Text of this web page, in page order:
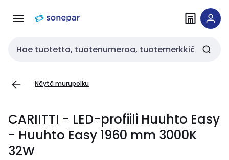
navigointiinsisältöön
Haku
Näytä murupolku
CARIITTI - LED-profiili Huuhto Easy
- Huuhto Easy 1960 mm 3000K
32W